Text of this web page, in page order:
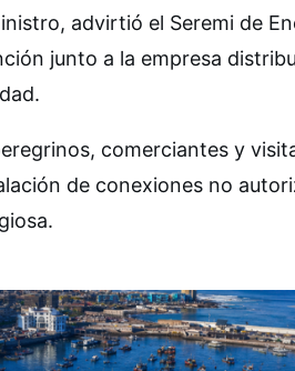
advirtió el Seremi de
junto a la empresa
comerciantes y
de conexiones no